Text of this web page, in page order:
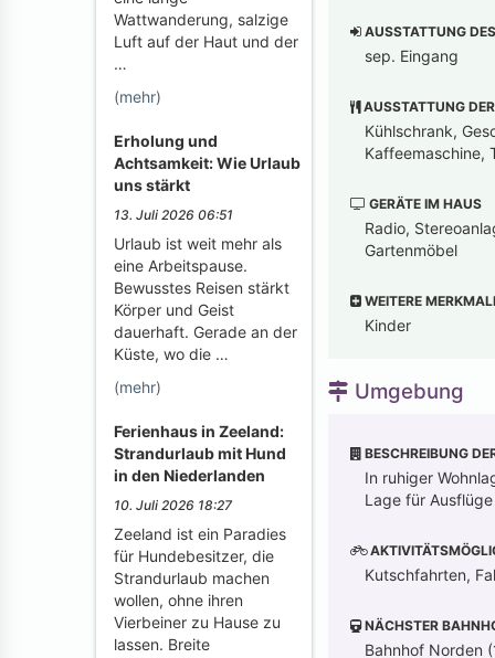
Wattwanderung, salzige
Luft auf der Haut und der
…
(mehr)
Erholung und
Achtsamkeit: Wie Urlaub
uns stärkt
13. Juli 2026 06:51
Urlaub ist weit mehr als
eine Arbeitspause.
Bewusstes Reisen stärkt
Körper und Geist
dauerhaft. Gerade an der
Küste, wo die …
(mehr)
Ferienhaus in Zeeland:
Strandurlaub mit Hund
in den Niederlanden
10. Juli 2026 18:27
Zeeland ist ein Paradies
für Hundebesitzer, die
Strandurlaub machen
wollen, ohne ihren
Vierbeiner zu Hause zu
lassen. Breite
AUSSTATTUNG
sep. Eingang
AUSSTATTUNG
Kühlschrank,
Kaffeemaschine,
GERÄTE IM HAUS
Radio,
Gartenmöbel
WEITERE
Kinder
Umgebung
BESCHREIBUNG
In ruhiger
Lage für
Kutschfahrten,
NÄCHSTER
Bahnhof Norden